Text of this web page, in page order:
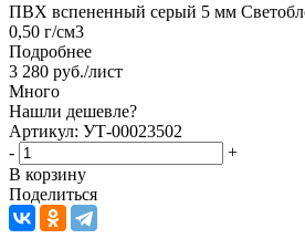
ПВХ вспененный серый 5 мм
0,50 г/см3
Подробнее
3 280 руб./лист
Много
Нашли дешевле?
Артикул: УТ-00023502
-
+
В корзину
Поделиться